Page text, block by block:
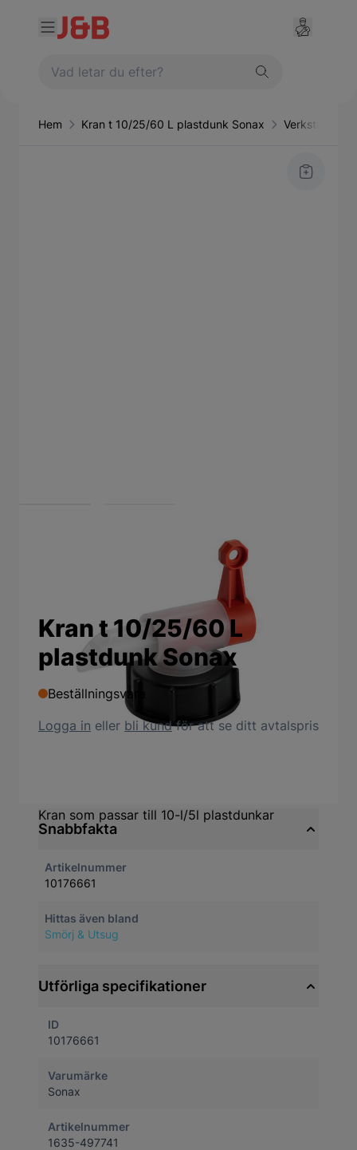
Hem Kran t 10/25/60 L plastdunk Sonax
Kran t 10/25/60 L
plastdunk Sonax
Beställningsvara
Logga in eller bli kundför att se ditt avtalspris
Kran som passar till 10-l/5l plastdunkar
Snabbfakta
Artikelnummer
10176661
Hittas även bland
Smörj & Utsug
Utförliga specifikationer
ID
10176661
Varumärke
Sonax
Artikelnummer
1635-497741